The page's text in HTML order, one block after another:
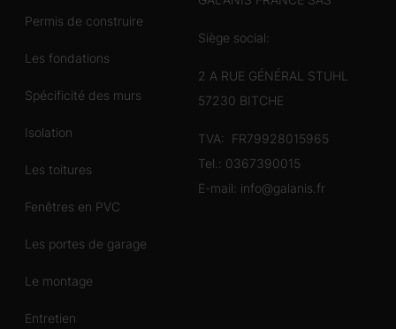
Permis de construire
Les fondations
Spécificité des murs
Isolation
Les toitures
Fenêtres en PVC
Les portes de garage
Le montage
Entretien
Siège social:
2 A RUE GÉNÉRAL STUHL
57230 BITCHE
TVA: FR79928015965
Tel.: 0367390015
E-mail: info@galanis.fr